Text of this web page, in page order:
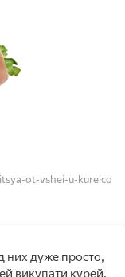
ot-vshei-u-kureico
них дуже просто,
викупати курей,